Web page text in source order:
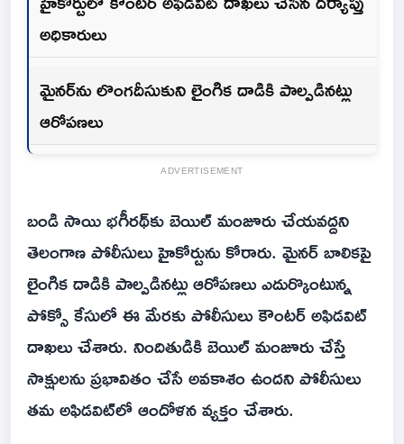
అధికారులు
మైనర్‌ను లొంగదీసుకుని లైంగిక దాడికి పాల్పడినట్లు
ఆరోపణలు
ADVERTISEMENT
బండి సాయి భగీరథ్‌కు బెయిల్ మంజూరు చేయవద్దని
తెలంగాణ పోలీసులు హైకోర్టును కోరారు. మైనర్ బాలికపై
లైంగిక దాడికి పాల్పడినట్లు ఆరోపణలు ఎదుర్కొంటున్న
పోక్సో కేసులో ఈ మేరకు పోలీసులు కౌంటర్ అఫిడవిట్
దాఖలు చేశారు. నిందితుడికి బెయిల్ మంజూరు చేస్తే
సాక్షులను ప్రభావితం చేసే అవకాశం ఉందని పోలీసులు
తమ అఫిడవిట్‌లో ఆందోళన వ్యక్తం చేశారు.